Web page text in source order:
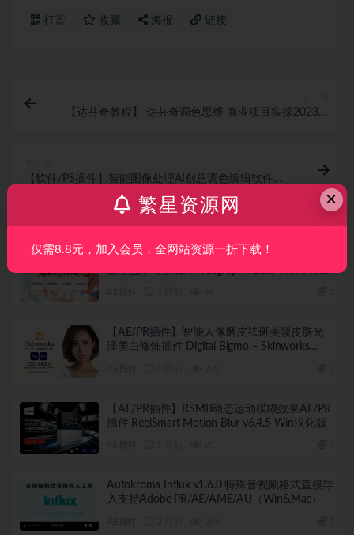
打赏 收藏 海报 链接
【达芬奇教程】 达芬奇调色思维 商业项目实操2023年
【软件/PS插件】智能图像处理AI创意调色编辑软件
Luminar Neo 1.20.1.13681 Win中文版
【AE/PR插件】复古半色调网点孔版印刷油墨
【AE/PR插件】智能人像磨皮祛斑美颜皮肤光
泽美白修饰插件 Digital Bigmo – Skinworks
【AE/PR插件】RSMB动态运动模糊效果AE/PR
插件 ReelSmart Motion Blur v6.4.5 Win汉化版
Autokroma Influx v1.6.0 特殊音视频格式直接导
入支持Adobe PR/AE/AME/AU（Win&Mac）
×
繁星资源网
仅需8.8元，加入会员，全网站资源一折下载！